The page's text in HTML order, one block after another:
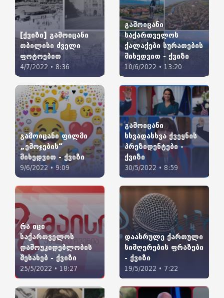
[ქვიზი] გამოიცანი
თბილისი ძველი
ფოტოებით
4/7/2022 • 8:36
გამოიცანი
საქართველოს
ქალაქები სურათების
მიხედვით - ქვიზი
10/6/2022 • 13:20
გამოიცანი ფილმი
„ემოჯების“
მიხედვით - ქვიზი
9/6/2022 • 9:09
გამოიცანი
სხვადასხვა ქვეყნის
პრეზიდენტები -
ქვიზი
30/5/2022 • 8:59
რა იცი
საქართველოს
დამოუკიდებლობის
შესახებ - ქვიზი
25/5/2022 • 18:27
დაასრულე ქართული
სიმღერების ფრაზები
- ქვიზი
19/5/2022 • 7:22